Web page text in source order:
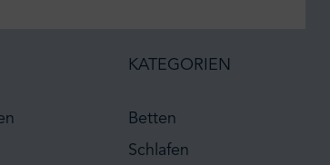
KATEGORIEN
Betten
Schlafen